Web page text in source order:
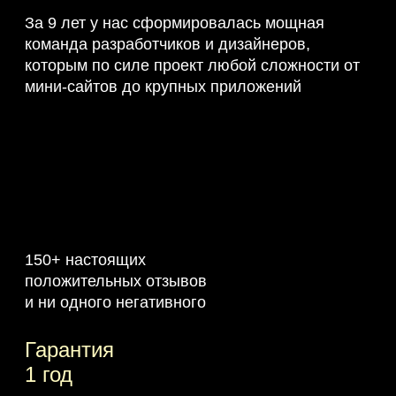
За 9 лет у нас сформировалась мощная
команда разработчиков и дизайнеров,
которым по силе проект любой сложности от
мини-сайтов до крупных приложений
150+ настоящих
положительных отзывов
и ни одного негативного
Гарантия
1 год